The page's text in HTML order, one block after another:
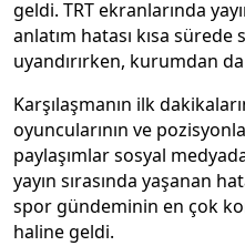
geldi. TRT ekranlarında
anlatım hatası kısa
uyandırırken, kurumdan
Karşılaşmanın ilk
oyuncularının ve
paylaşımlar sosyal
yayın sırasında yaşanan
spor gündeminin en çok
haline geldi.